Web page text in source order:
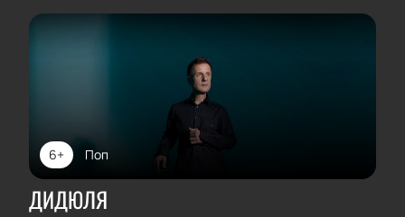
Поп
6+
ДИДЮЛЯ